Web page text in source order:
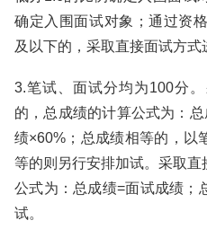
确定入围面试对象；通过资
及以下的，采取直接面试方式
3.笔试、面试分均为100分
的，总成绩的计算公式为：
绩×60%；总成绩相等的，以
等的则另行安排加试。采取
公式为：总成绩=面试成绩；
试。